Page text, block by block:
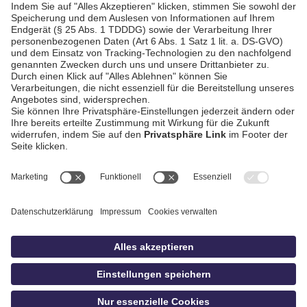
gegen ASCK Simbach
AGB / Gewinnspiele
Datenschutz
Impressum
idowa
Privatsphäre